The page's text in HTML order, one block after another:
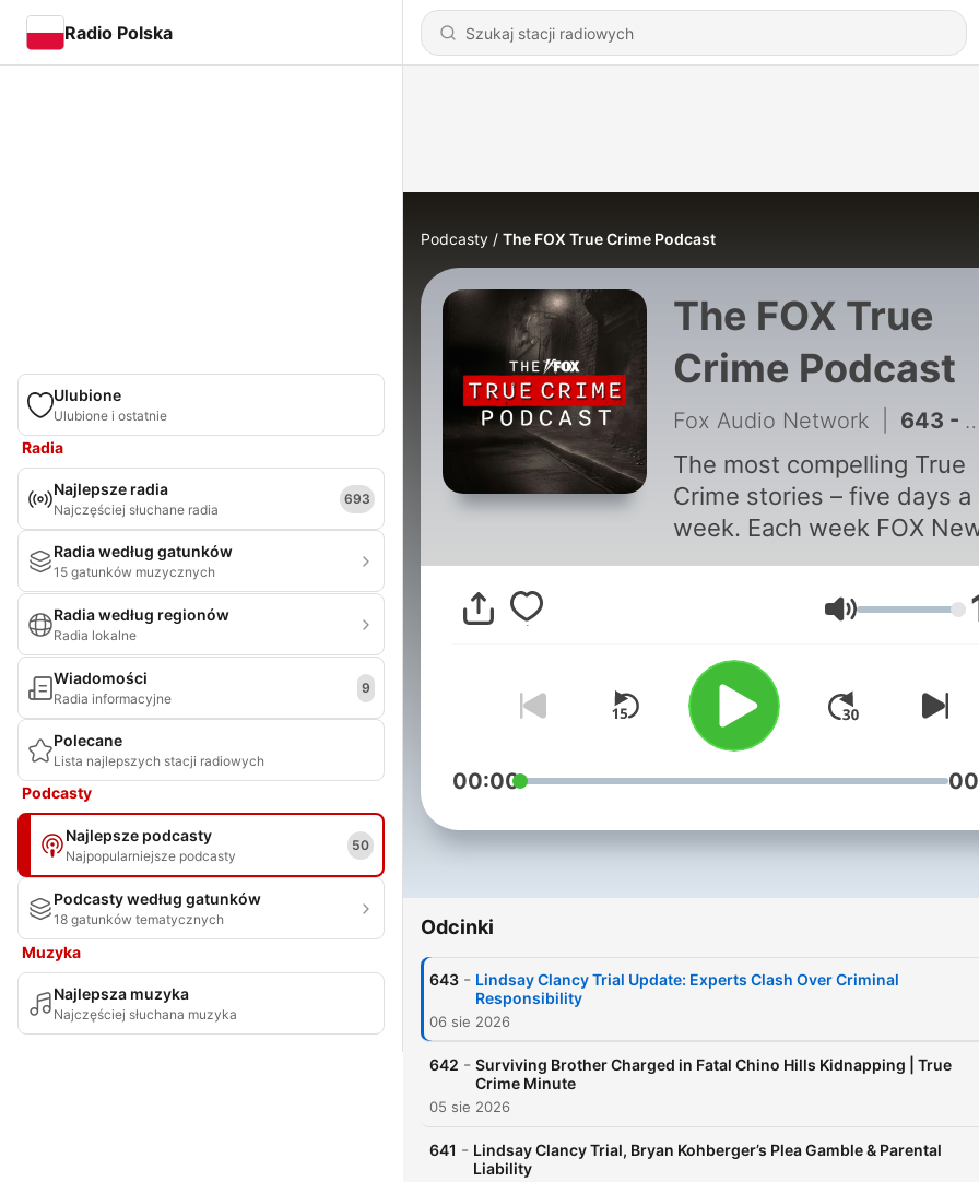
Radio Polska
Ulubione
Ulubione i ostatnie
Radia
Najlepsze radia
Najczęściej słuchane radia
693
Radia według gatunków
15 gatunków muzycznych
Radia według regionów
Radia lokalne
Wiadomości
Radia informacyjne
9
Polecane
Lista najlepszych stacji radiowych
Podcasty
Najlepsze podcasty
Najpopularniejsze podcasty
50
Podcasty według gatunków
18 gatunków tematycznych
Muzyka
Najlepsza muzyka
Najczęściej słuchana muzyka
Podcasty The FOX True Crime Podcast
The FOX True
Crime Podcast
Fox Audio Network 643 - Lindsay Clancy Trial Update: Experts Clash Over Criminal Responsibility
The most compelling True
Crime stories – five days a
week. Each week FOX
Digital true crime
legal experts, and the FOX
Investigative Team dive
America’s most gripping
from solved and unsolved
murders to missing
survival stories, and
making trials. Plus, stay up
Minute, highlighting active
local mysteries. Full-length
Tuesday and Thursday,
Friday. Subscribe now and
Głośność
00:00
Odcinki
643 - Lindsay Clancy Trial Update: Experts Clash Over Criminal
Responsibility
06 sie 2026
642 - Surviving Brother Charged in Fatal Chino Hills Kidnapping | True
Crime Minute
05 sie 2026
641 - Lindsay Clancy Trial, Bryan Kohberger’s Plea Gamble & Parental
Liability